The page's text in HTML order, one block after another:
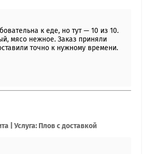
к еде, но тут — 10 из 10.
мясо нежное. Заказ приняли
точно к нужному времени.
| Услуга: Плов с доставкой